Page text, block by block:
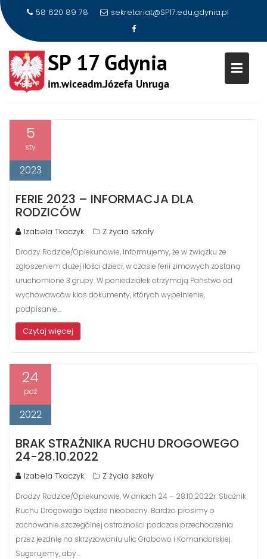
content
58 620 89 78 sekretariat@SP17.edu.gdynia.pl
AUTOR:IZABELA TKACZYK
5
sty
2023
FERIE 2023 – INFORMACJA DLA
RODZICÓW
Izabela Tkaczyk Z życia szkoły
Drodzy Rodzice/Opiekunowie, Informujemy, że w związku ze
zgłoszeniem dużej ilości dzieci, w czasie ferii zimowych zostaną
uruchomione 3 grupy. W poniedziałek otrzymają Państwo od
wychowawców klas dokumenty, których wypełnienie,
podpisanie…
Czytaj więcej
24
paź
2022
BRAK STRAŻNIKA RUCHU DROGOWEGO
24-28.10.2022
Izabela Tkaczyk Z życia szkoły
Drodzy Rodzice/Opiekunowie, W dniach 24 – 28.10.2022r. Strażnik
Ruchu Drogowego będzie nieobecny. Bardzo prosimy o
zachowanie szczególnej ostrożności podczas przechodzenia
przez jezdnię na skrzyżowaniu ulic Grabowo i Komandorskiej.
Sugerujemy, aby…